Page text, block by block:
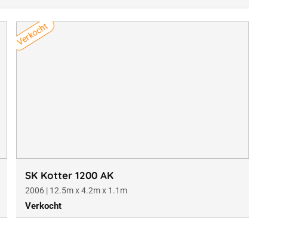
Verkocht
SK Kotter 1200 AK
2006 | 12.5m x 4.2m x 1.1m
Verkocht